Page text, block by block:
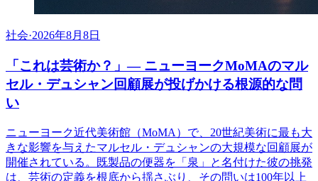
社会·2026年8月8日
「これは芸術か？」— ニューヨークMoMAのマル
セル・デュシャン回顧展が投げかける根源的な問
い
ニューヨーク近代美術館（MoMA）で、20世紀美術に最も大
きな影響を与えたマルセル・デュシャンの大規模な回顧展が
開催されている。既製品の便器を「泉」と名付けた彼の挑発
は、芸術の定義を根底から揺さぶり、その問いは100年以上